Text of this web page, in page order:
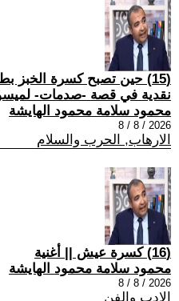
(15) حين تصبح كسرة الخبز
نقدية في قصة -صدمات-
محمود سلامة محمود الهايشة
2026 / 8 / 8
الارهاب, الحرب والسلام
(16) كسرة عيش || أغنية
محمود سلامة محمود الهايشة
2026 / 8 / 8
الادب والفن